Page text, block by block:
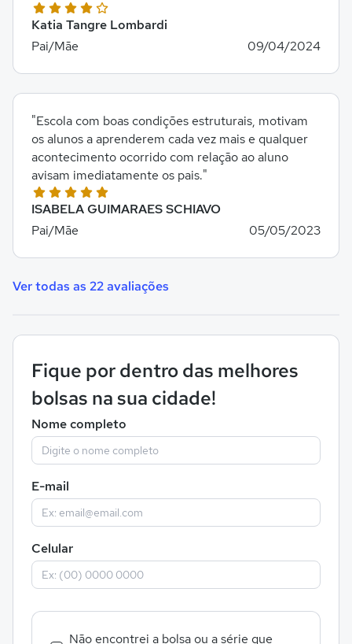
Katia Tangre Lombardi
Pai/Mãe
09/04/2024
ISABELA GUIMARAES SCHIAVO
Pai/Mãe
05/05/2023
"Escola com boas condições estruturais, motivam
os alunos a aprenderem cada vez mais e qualquer
acontecimento ocorrido com relação ao aluno
avisam imediatamente os pais."
Ver todas as 22 avaliações
Fique por dentro das melhores
bolsas na sua cidade!
Nome completo
E-mail
Celular
Não encontrei a bolsa ou a série que